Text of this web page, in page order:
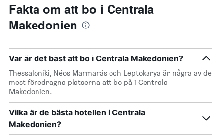
Fakta om att bo i Centrala
Makedonien
Var är det bäst att bo i Centrala Makedonien?
Thessaloníki, Néos Marmarás och Leptokarya är några av de
mest föredragna platserna att bo på i Centrala
Makedonien.
Vilka är de bästa hotellen i Centrala
Makedonien?